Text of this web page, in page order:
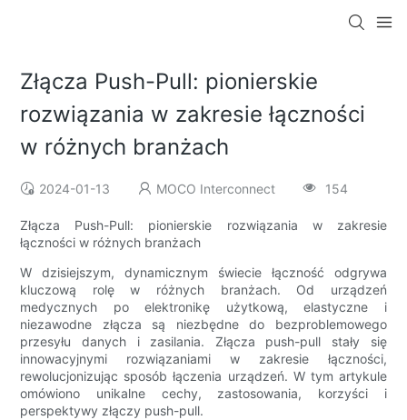
Złącza Push-Pull: pionierskie
rozwiązania w zakresie łączności
w różnych branżach
2024-01-13 MOCO Interconnect 154
Złącza Push-Pull: pionierskie rozwiązania w zakresie
łączności w różnych branżach
W dzisiejszym, dynamicznym świecie łączność odgrywa
kluczową rolę w różnych branżach. Od urządzeń
medycznych po elektronikę użytkową, elastyczne i
niezawodne złącza są niezbędne do bezproblemowego
przesyłu danych i zasilania. Złącza push-pull stały się
innowacyjnymi rozwiązaniami w zakresie łączności,
rewolucjonizując sposób łączenia urządzeń. W tym artykule
omówiono unikalne cechy, zastosowania, korzyści i
perspektywy złączy push-pull.